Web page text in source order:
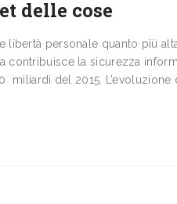
delle cose
libertà personale quanto più
contribuisce la sicurezza
miliardi del 2015.